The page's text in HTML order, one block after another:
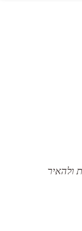
ולהאיר